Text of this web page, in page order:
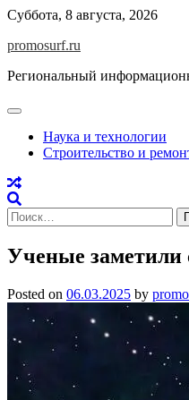
Skip
content
Суббота, 8 августа, 2026
promosurf.ru
Региональный
Наука и технологии
Строительство и
Найти:
Ученые заметили
Posted on 06.03.2025 by